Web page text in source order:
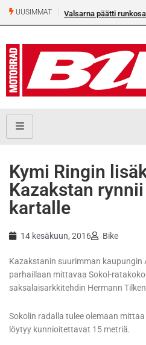
UUSIMMAT Valsarna päätti
Kymi Ringin
Kazakstan
kartalle
14 kesäkuun, 2016 Bike
Kazakstanin suurimman kaupungin
parhaillaan mittavaa Sokol-
saksalaisarkkitehdin Hermann
Sokolin radalla tulee olemaan
löytyy kunnioitettavat 15 metriä.